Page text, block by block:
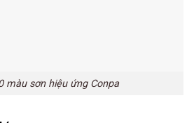
màu sơn hiệu ứng Conpa